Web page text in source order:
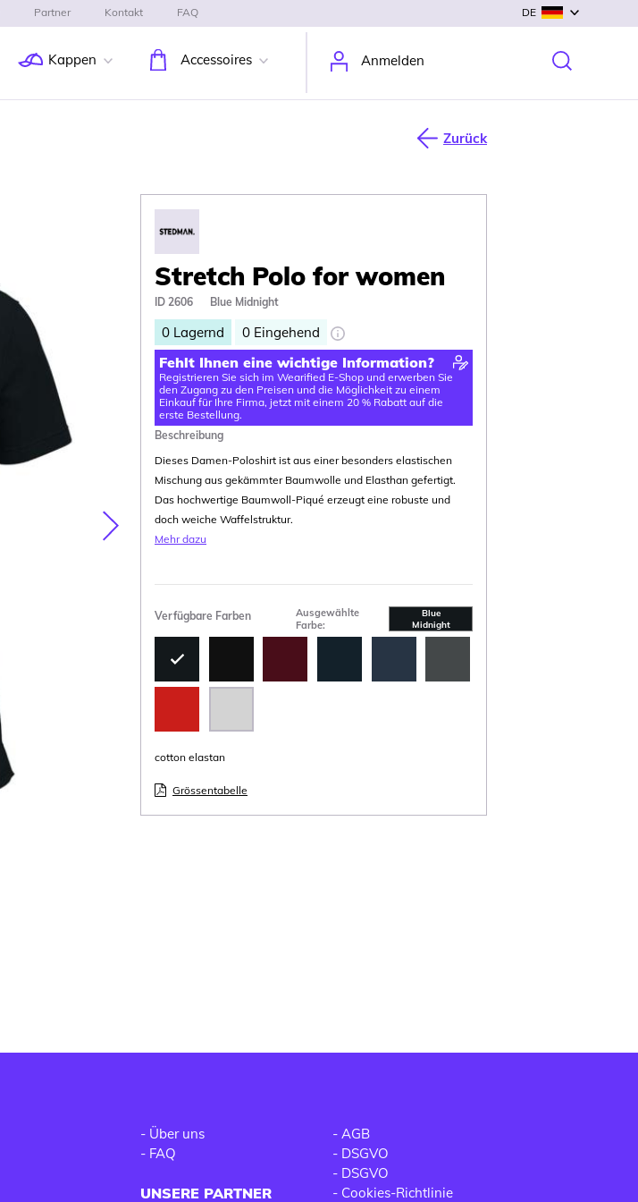
Kappen Accessoires Anmelden
Partner Kontakt FAQ DE
Zurück
Nasledujúca
Stretch Polo for women
ID 2606 Blue Midnight
0 Lagernd 0 Eingehend
Fehlt Ihnen eine wichtige Information?
Registrieren Sie sich im Wearified E-Shop und erwerben Sie
den Zugang zu den Preisen und die Möglichkeit zu einem
Einkauf für Ihre Firma, jetzt mit einem 20 % Rabatt auf die
erste Bestellung.
Beschreibung
Dieses Damen-Poloshirt ist aus einer besonders elastischen
Mischung aus gekämmter Baumwolle und Elasthan gefertigt.
Das hochwertige Baumwoll-Piqué erzeugt eine robuste und
doch weiche Waffelstruktur.
Mehr dazu
Verfügbare Farben
Ausgewählte
Farbe:
Blue
Midnight
cotton elastan
Grössentabelle
- Über uns
- FAQ
UNSERE PARTNER
- AGB
- DSGVO
- DSGVO
- Cookies-Richtlinie